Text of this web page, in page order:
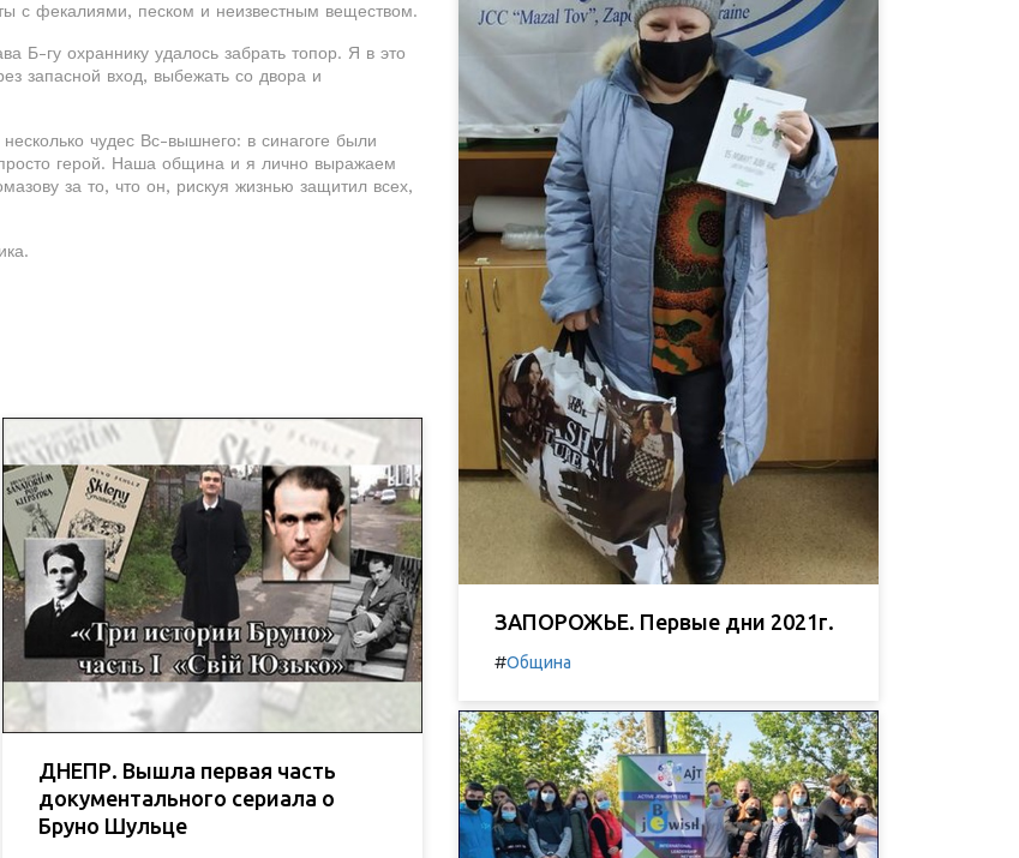
с фекалиями, песком и неизвестным веществом.
Б-гу охраннику удалось забрать топор. Я в это
запасной вход, выбежать со двора и
чудес Вс-вышнего: в синагоге были
герой. Наша община и я лично выражаем
за то, что он, рискуя жизнью защитил всех,
ДНЕПР. Вышла первая часть
документального сериала о
Бруно Шульце
ЗАПОРОЖЬЕ. Первые дни 2021г.
#Община